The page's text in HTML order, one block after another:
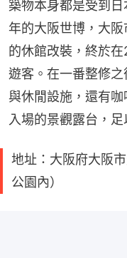
築物本身都是受到
年的大阪世博，大
的休館改裝，終於
遊客。在一番整修
與休閒設施，還有
入場的景觀露台，
地址：大阪府大阪
公園內）